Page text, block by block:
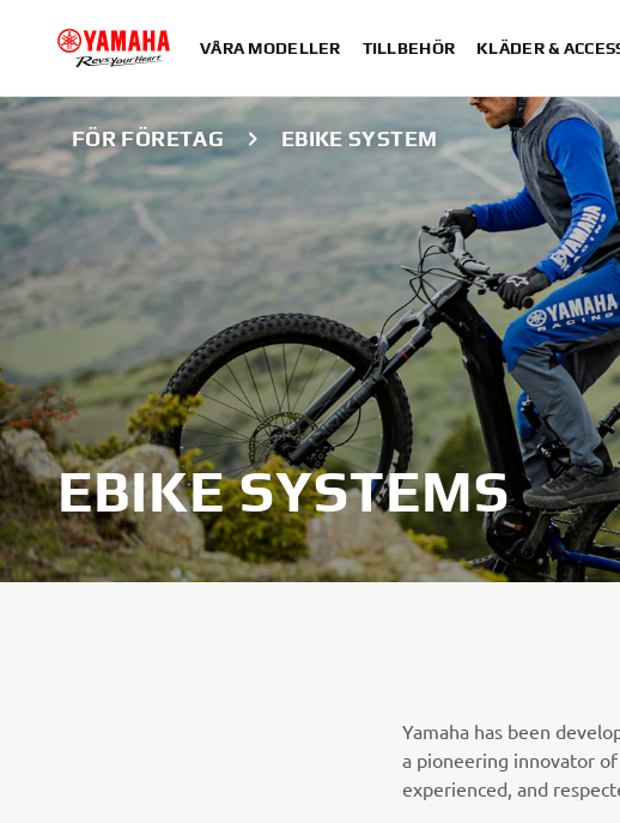
VÅRA MODELLER TILLBEHÖR KLÄDER &
FÖR FÖRETAG EBIKE SYSTEM
EBIKE SYSTEMS
Yamaha has been
a pioneering innovator
experienced, and